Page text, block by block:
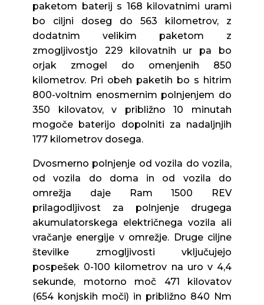
paketom baterij s 168 kilovatnimi urami
bo ciljni doseg do 563 kilometrov, z
dodatnim velikim paketom z
zmogljivostjo 229 kilovatnih ur pa bo
orjak zmogel do omenjenih 850
kilometrov. Pri obeh paketih bo s hitrim
800-voltnim enosmernim polnjenjem do
350 kilovatov, v približno 10 minutah
mogoče baterijo dopolniti za nadaljnjih
177 kilometrov dosega.
Dvosmerno polnjenje od vozila do vozila,
od vozila do doma in od vozila do
omrežja daje Ram 1500 REV
prilagodljivost za polnjenje drugega
akumulatorskega električnega vozila ali
vračanje energije v omrežje. Druge ciljne
številke zmogljivosti vključujejo
pospešek 0-100 kilometrov na uro v 4,4
sekunde, motorno moč 471 kilovatov
(654 konjskih moči) in približno 840 Nm